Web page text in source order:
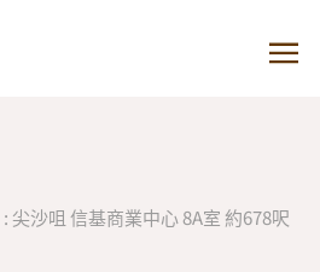
尖沙咀 信基商業中心 8A室 約678呎